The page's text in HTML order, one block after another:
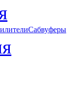
Сабвуферы